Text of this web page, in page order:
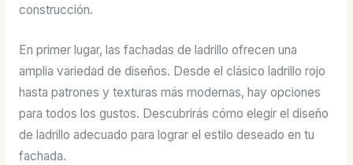
construcción.
En primer lugar, las fachadas de ladrillo ofrecen una
amplia variedad de diseños. Desde el clásico ladrillo rojo
hasta patrones y texturas más modernas, hay opciones
para todos los gustos. Descubrirás cómo elegir el diseño
de ladrillo adecuado para lograr el estilo deseado en tu
fachada.